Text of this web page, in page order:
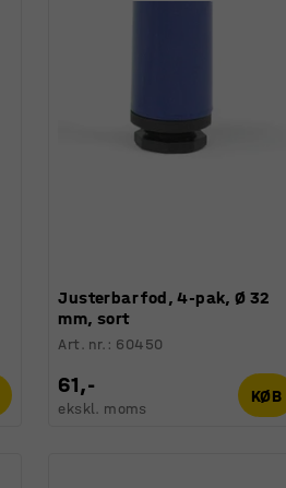
Justerbar fod, 4-pak, Ø 32
mm, sort
Art. nr. : 60450
61,-
ekskl. moms
KØB